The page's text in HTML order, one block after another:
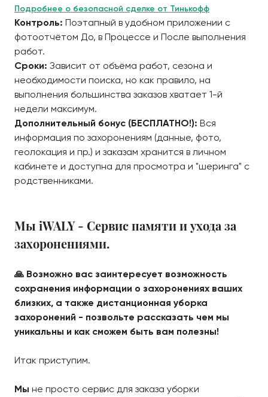
Подробнее о безопасной сделке от Тинькофф
Контроль: Поэтапный в удобном приложении с
фотоотчётом До, в Процессе и После выполнения
работ.
Сроки: Зависит от объёма работ, сезона и
необходимости поиска, но как правило, на
выполнения большинства заказов хватает 1-й
недели максимум.
Дополнительный бонус (БЕСПЛАТНО!): Вся
информация по захоронениям (данные, фото,
геолокация и пр.) и заказам хранится в личном
кабинете и доступна для просмотра и "шеринга" с
родственниками.
Мы iWALY - Сервис памяти и ухода за
захоронениями.
🙏 Возможно вас заинтересует возможность
сохранения информации о захоронениях ваших
близких, а также дистанционная уборка
захоронений - позвольте рассказать чем мы
уникальны и как сможем быть вам полезны!
Итак приступим.
Мы не просто сервис для заказа уборки